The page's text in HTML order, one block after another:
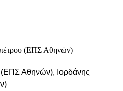
(ΕΠΣ Αθηνών)
(ΕΠΣ Αθηνών), Ιορδάνης